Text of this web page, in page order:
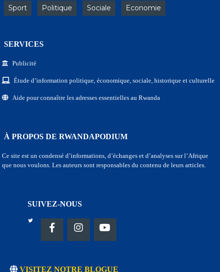
Sport Politique Sociale Economie
SERVICES
Publicité
Étude d’information politique, économique, sociale, historique et culturelle
Aide pour connaître les adresses essentielles au Rwanda
À PROPOS DE RWANDAPODIUM
Ce site est un condensé d’informations, d’échanges et d’analyses sur l’Afrique
que nous voulons. Les auteurs sont responsables du contenu de leurs articles.
SUIVEZ-NOUS
VISITEZ NOTRE BLOGUE